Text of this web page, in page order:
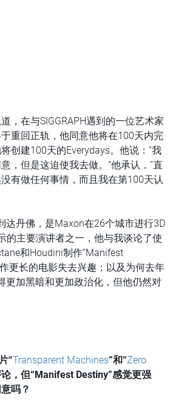
，在与SIGGRAPH遇到的一位艺术家
重回正轨，他同意他将在100天内完
创建100天的Everydays。他说：“我
，但是这迫使我去做。”他承认，“直
有做任何事情，而且我在第100天认
达丹佛，是Maxon在26个城市进行3D
的主要演讲者之一，他与我谈论了使
和Houdini制作“Manifest
更长的电影失去兴趣；以及为何去年
更加黑暗和更加政治化，但他仍然对
“Transparent Machines”和“Zero
，但“Manifest Destiny”感觉更强
吗？